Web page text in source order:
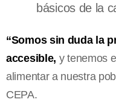
básicos de la
“Somos sin duda la
accesible, y tenemos
alimentar a nuestra
CEPA.